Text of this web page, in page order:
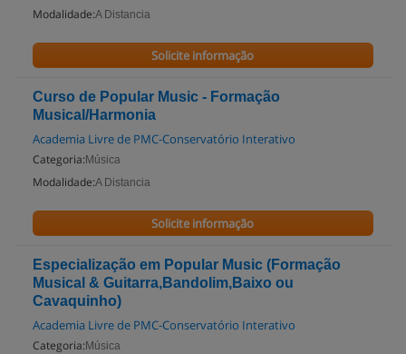
Modalidade:A Distancia
Solicite informação
Curso de Popular Music - Formação
Musical/Harmonia
Academia Livre de PMC-Conservatório Interativo
Categoria: Música
Modalidade:A Distancia
Solicite informação
Especialização em Popular Music (Formação
Musical & Guitarra,Bandolim,Baixo ou
Cavaquinho)
Academia Livre de PMC-Conservatório Interativo
Categoria: Música